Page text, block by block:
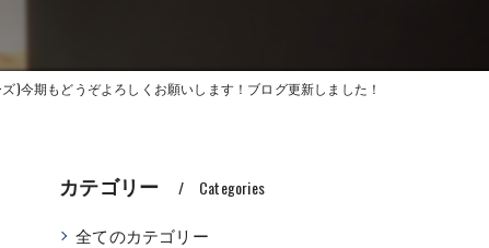
)今期もどうぞよろしくお願いします！ブログ更新しました！
カテゴリー Categories
全てのカテゴリー